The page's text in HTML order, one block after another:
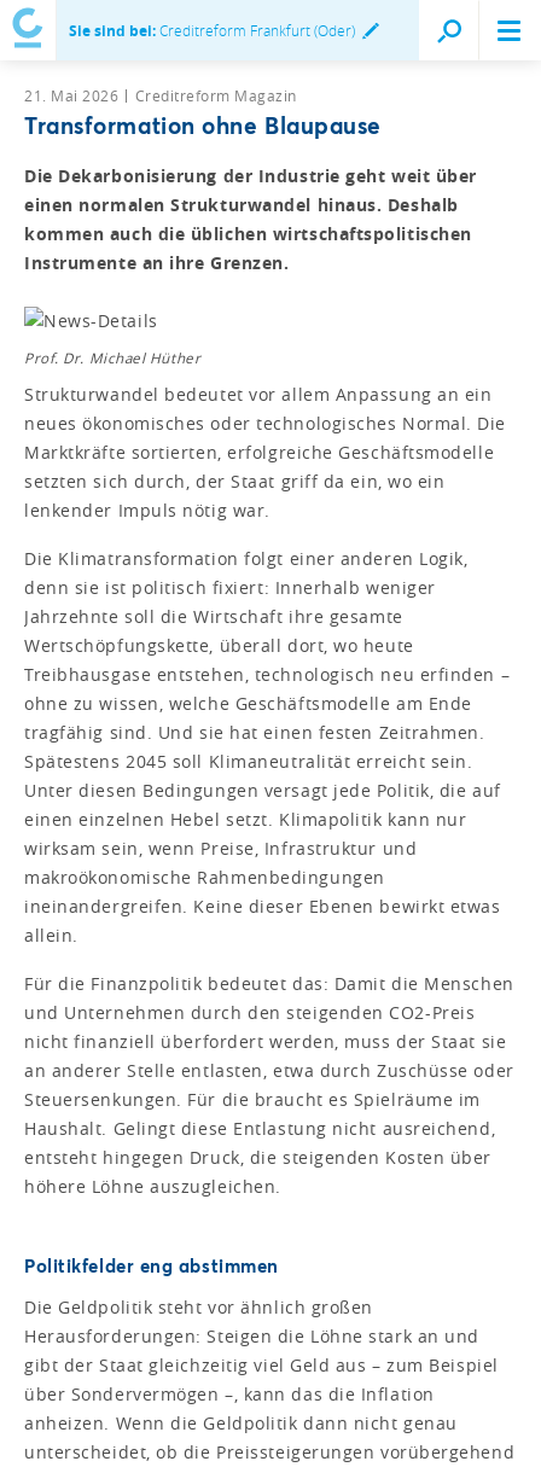
Sie sind bei:Creditreform Frankfurt (Oder)
21. Mai 2026 Creditreform Magazin
Transformation ohne Blaupause
Die Dekarbonisierung der Industrie geht weit über
einen normalen Strukturwandel hinaus. Deshalb
kommen auch die üblichen wirtschaftspolitischen
Instrumente an ihre Grenzen.
Prof. Dr. Michael Hüther
Strukturwandel bedeutet vor allem Anpassung an ein
neues ökonomisches oder technologisches Normal. Die
Marktkräfte sortierten, erfolgreiche Geschäftsmodelle
setzten sich durch, der Staat griff da ein, wo ein
lenkender Impuls nötig war.
Die Klimatransformation folgt einer anderen Logik,
denn sie ist politisch fixiert: Innerhalb weniger
Jahrzehnte soll die Wirtschaft ihre gesamte
Wertschöpfungskette, überall dort, wo heute
Treibhausgase entstehen, technologisch neu erfinden –
ohne zu wissen, welche Geschäftsmodelle am Ende
tragfähig sind. Und sie hat einen festen Zeitrahmen.
Spätestens 2045 soll Klimaneutralität erreicht sein.
Unter diesen Bedingungen versagt jede Politik, die auf
einen einzelnen Hebel setzt. Klimapolitik kann nur
wirksam sein, wenn Preise, Infrastruktur und
makroökonomische Rahmenbedingungen
ineinandergreifen. Keine dieser Ebenen bewirkt etwas
allein.
Für die Finanzpolitik bedeutet das: Damit die Menschen
und Unternehmen durch den steigenden CO2-Preis
nicht finanziell überfordert werden, muss der Staat sie
an anderer Stelle entlasten, etwa durch Zuschüsse oder
Steuersenkungen. Für die braucht es Spielräume im
Haushalt. Gelingt diese Entlastung nicht ausreichend,
entsteht hingegen Druck, die steigenden Kosten über
höhere Löhne auszugleichen.
Politikfelder eng abstimmen
Die Geldpolitik steht vor ähnlich großen
Herausforderungen: Steigen die Löhne stark an und
gibt der Staat gleichzeitig viel Geld aus – zum Beispiel
über Sondervermögen –, kann das die Inflation
anheizen. Wenn die Geldpolitik dann nicht genau
unterscheidet, ob die Preissteigerungen vorübergehend